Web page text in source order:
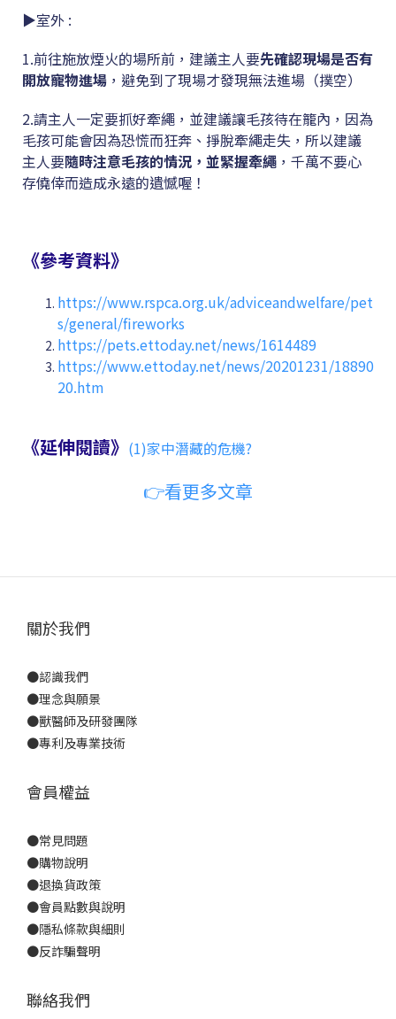
▶室外 :
1.前往施放煙火的場所前，建議主人要先確認現場是否有
開放寵物進場 ，避免到了現場才發現無法進場（撲空）
2.請主人一定要抓好牽繩，並建議讓毛孩待在籠內，因為
毛孩可能會因為恐慌而狂奔、掙脫牽繩走失，所以建議
主人要隨時注意毛孩的情況，並緊握牽繩 ，千萬不要心
存僥倖而造成永遠的遺憾喔！
《參考資料》
https://www.rspca.org.uk/adviceandwelfare/pet
s/general/fireworks
https://pets.ettoday.net/news/1614489
https://www.ettoday.net/news/20201231/18890
20.htm
《延伸閱讀》 (1)家中潛藏的危機?
👉看更多文章
關於我們
●認識我們
●理念與願景
●獸醫師及研發團隊
●專利及專業技術
會員權益
●常見問題
●購物說明
●退換貨政策
●會員點數與說明
●隱私條款與細則
●反詐騙聲明
聯絡我們